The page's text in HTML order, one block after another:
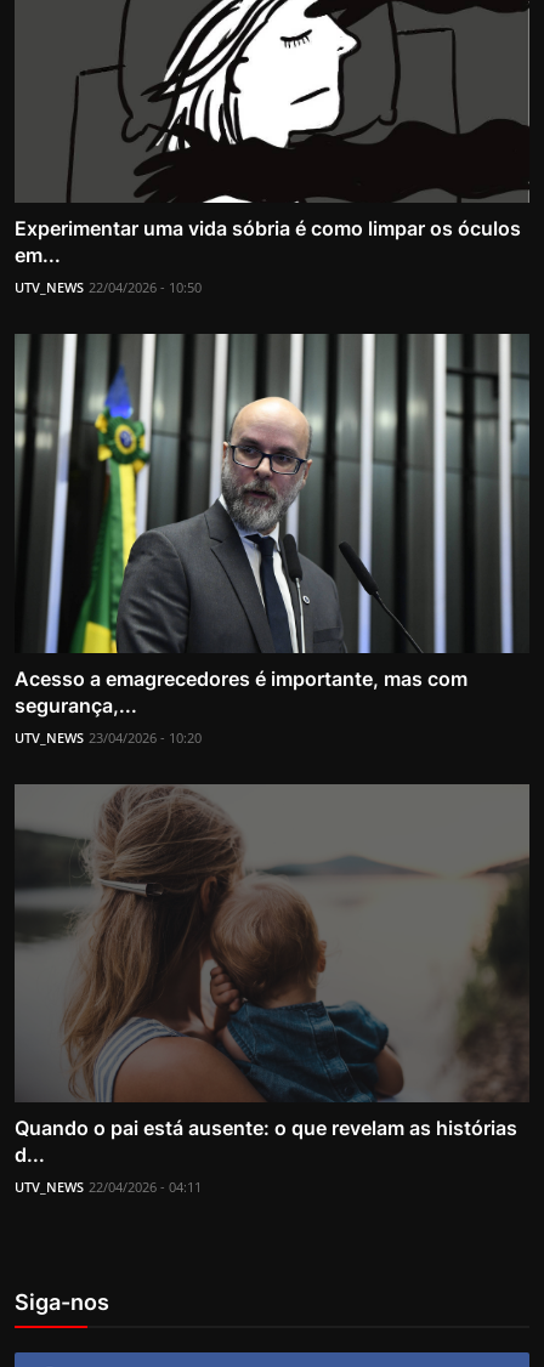
Experimentar uma vida sóbria é como limpar os óculos
em...
UTV_NEWS 22/04/2026 - 10:50
Acesso a emagrecedores é importante, mas com
segurança,...
UTV_NEWS 23/04/2026 - 10:20
Quando o pai está ausente: o que revelam as histórias
d...
UTV_NEWS 22/04/2026 - 04:11
Siga-nos